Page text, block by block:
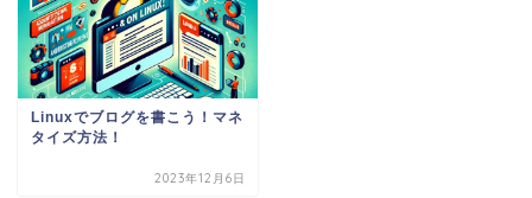
Linuxでブログを書こう！マネ
タイズ方法！
2023年12月6日